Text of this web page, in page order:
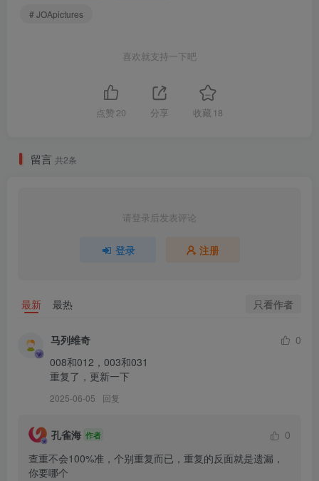
032.JOApictures – MIKA x JOA 31.MAR Birth [93P-475MB]
031.JOApictures –Mikacho x JOA 20. DECEMBER [38P-185MB]
[2024.1.29]
030.[JOA]Sia x JOA 21.JUNE Vol.4[55P／520MB]
[12.27]
028.JOApictures – Sia x JOA 21.JUNE Vol.2[52P／524MB]
# JOApictures
喜欢就支持一下吧
点赞 20 分享 收藏 18
留言 共2条
请登录后发表评论
登录 注册
最新 最热 只看作者
马列维奇
0
008和012，003和031
重复了，更新一下
2025-06-05 回复
孔雀海 作者
0
查重不会100%准，个别重复而已，重复的反面就是遗漏，
你要哪个